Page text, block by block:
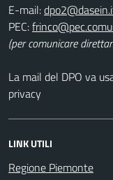
E-mail:
PEC:
(per comunicare
La mail del DPO va
privacy
LINK UTILI
Regione Piemonte